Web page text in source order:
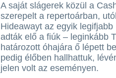
A saját slágerek közül a
szerepelt a repertoárban,
Hideawayt az egyik
adták elő a fiúk – leginkább
határozott óhajára ő lépett
pedig élőben hallhattuk,
jelen volt az eseményen.